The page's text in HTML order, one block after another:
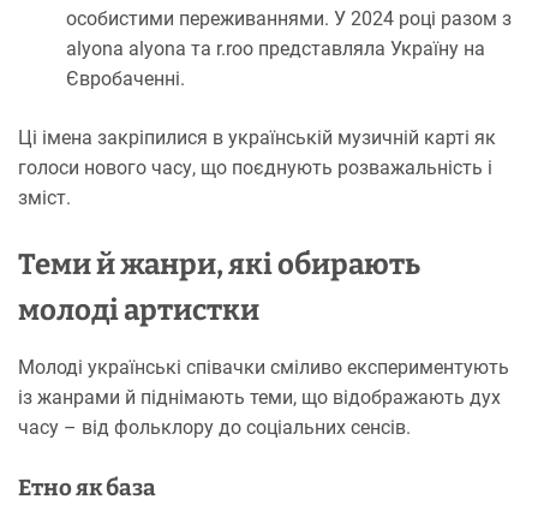
особистими переживаннями. У 2024 році разом з
alyona alyona та r.roo представляла Україну на
Євробаченні.
Ці імена закріпилися в українській музичній карті як
голоси нового часу, що поєднують розважальність і
зміст.
Теми й жанри, які обирають
молоді артистки
Молоді українські співачки сміливо експериментують
із жанрами й піднімають теми, що відображають дух
часу – від фольклору до соціальних сенсів.
Етно як база